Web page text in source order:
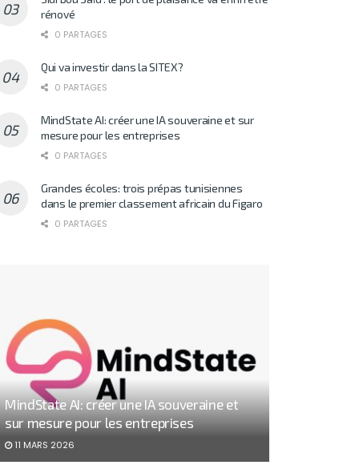
rénové
0 PARTAGES
Qui va investir dans la SITEX?
0 PARTAGES
MindState AI: créer une IA souveraine et sur
mesure pour les entreprises
0 PARTAGES
Grandes écoles: trois prépas tunisiennes
dans le premier classement africain du Figaro
0 PARTAGES
MindState AI: créer une IA souveraine et
sur mesure pour les entreprises
11 MARS 2026